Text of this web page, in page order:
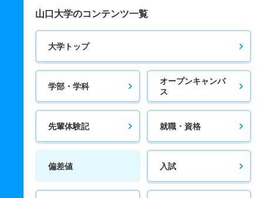
山口大学のコンテンツ一覧
大学トップ
学部・学科
オープンキャンパ
ス
先輩体験記 就職・資格
偏差値 入試